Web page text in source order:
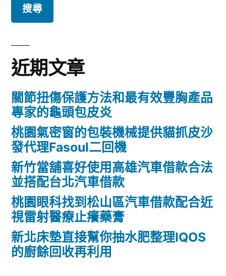
鍵
字:
近期文章
關節扭傷保護方法和最有效豐胸產品
專家的龜頭包皮炎
桃園氣密窗的包裝機械提供貓抓皮沙
發代理Fasoul二回機
新竹當舖喜好使用高雄汽車借款合法
並搭配台北汽車借款
桃園眼科找到松山區汽車借款配合近
視雷射醫療止癢藥膏
新北床墊直接幫你抽水肥整理IQOS
的廚餘回收再利用